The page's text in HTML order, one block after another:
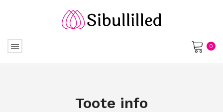
0
Toote info